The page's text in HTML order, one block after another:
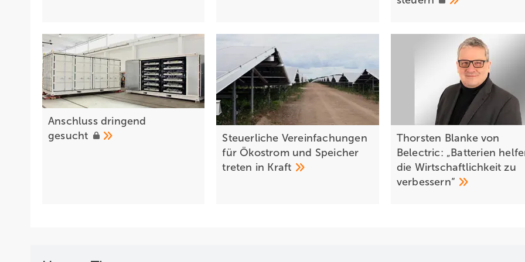
Anschluss dr ingend
gesucht
Steuerliche Vereinfachungen
für Ökostrom und Speicher
treten in Kraft
Thorsten Blanke von
Belectric: „Batterien
die Wirtschaftlichkeit zu
verbessern“